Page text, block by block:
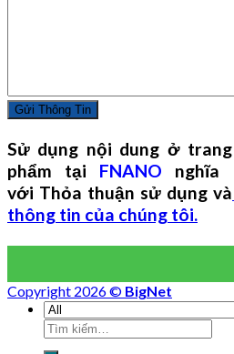
Sử dụng nội dung ở
phẩm tại
FNANO nghĩa
với Thỏa thuận sử dụng và
thông tin của chúng tôi.
Copyright 2026 © BigNet